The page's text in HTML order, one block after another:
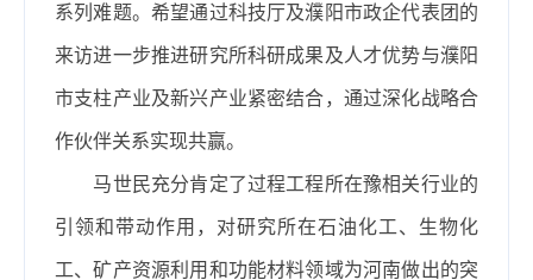
系列难题。希望通过科技厅及濮阳市政企代表团的
来访进一步推进研究所科研成果及人才优势与濮阳
市支柱产业及新兴产业紧密结合，通过深化战略合
作伙伴关系实现共赢。
马世民充分肯定了过程工程所在豫相关行业的
引领和带动作用，对研究所在石油化工、生物化
工、矿产资源利用和功能材料领域为河南做出的突